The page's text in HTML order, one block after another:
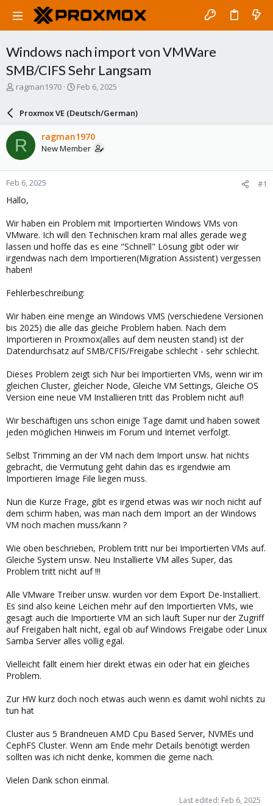
Windows nach import von VMWare
SMB/CIFS Sehr Langsam
T
a
d
s
t
a
r
t
e
ragman1970
S
r
d
a
e
Feb 6, 2025
Proxmox VE (Deutsch/German)
R ragman1970
New Member
Feb 6, 2025 #1
Hallo,
Wir haben ein Problem mit Importierten Windows VMs von
VMware. Ich will den Technischen kram mal alles gerade weg
lassen und hoffe das es eine "Schnell" Lösung gibt oder wir
irgendwas nach dem Importieren(Migration Assistent) vergessen
haben!
Fehlerbeschreibung:
Wir haben eine menge an Windows VMS (verschiedene Versionen
bis 2025) die alle das gleiche Problem haben. Nach dem
Importieren in Proxmox(alles auf dem neusten stand) ist der
Datendurchsatz auf SMB/CFIS/Freigabe schlecht - sehr schlecht.
Dieses Problem zeigt sich Nur bei Importierten VMs, wenn wir im
gleichen Cluster, gleicher Node, Gleiche VM Settings, Gleiche OS
Version eine neue VM Installieren tritt das Problem nicht auf!
Wir beschäftigen uns schon einige Tage damit und haben soweit
jeden möglichen Hinweis im Forum und Internet verfolgt.
Selbst Trimming an der VM nach dem Import unsw. hat nichts
gebracht, die Vermutung geht dahin das es irgendwie am
Importieren Image File liegen muss.
Nun die Kurze Frage, gibt es irgend etwas was wir noch nicht auf
dem schirm haben, was man nach dem Import an der Windows
VM noch machen muss/kann ?
Wie oben beschrieben, Problem tritt nur bei Importierten VMs auf.
Gleiche System unsw. Neu Installierte VM alles Super, das
Problem tritt nicht auf !!!
Alle VMware Treiber unsw. wurden vor dem Export De-Installiert.
Es sind also keine Leichen mehr auf den Importierten VMs, wie
gesagt auch die Importierte VM an sich läuft Super nur der Zugriff
auf Freigaben halt nicht, egal ob auf Windows Freigabe oder Linux
Samba Server alles völlig egal.
Vielleicht fällt einem hier direkt etwas ein oder hat ein gleiches
Problem.
Zur HW kurz doch noch etwas auch wenn es damit wohl nichts zu
tun hat
Cluster aus 5 Brandneuen AMD Cpu Based Server, NVMEs und
CephFS Cluster. Wenn am Ende mehr Details benötigt werden
sollten was ich nicht denke, kommen die gerne nach.
Vielen Dank schon einmal.
Last edited: Feb 6, 2025